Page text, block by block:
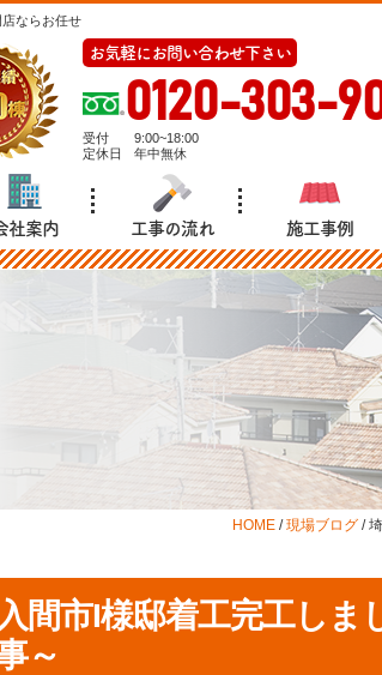
ならお任せ
お気軽にお問い合わせ下さい
0120-303-
受付
9:00~18:00
定休日
年中無休
社案内 工事の流れ 施工事例
HOME /現場ブログ /
間市I様邸着工完工し
～